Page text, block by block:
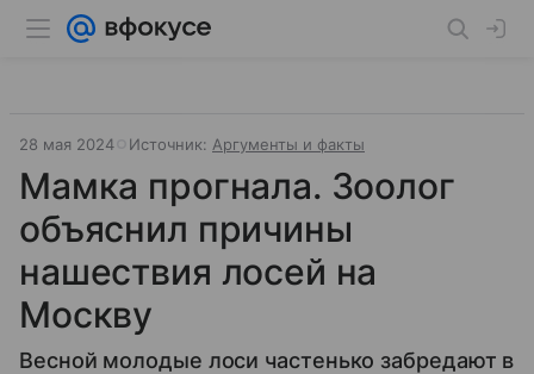
28 мая 2024 Источник: Аргументы и факты
Мамка прогнала. Зоолог
объяснил причины
нашествия лосей на
Москву
Весной молодые лоси частенько забредают в